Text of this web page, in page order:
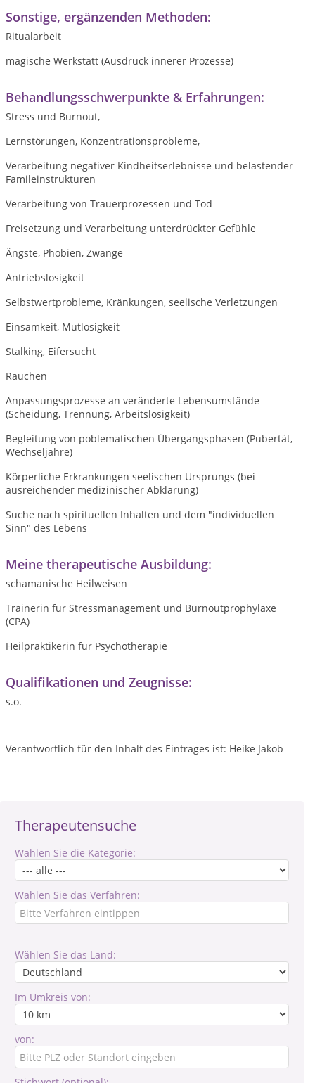
Therapeutensuche
Wählen Sie die Kategorie:
Wählen Sie das Verfahren:
Wählen Sie das Land:
Im Umkreis von:
von:
Sonstige, ergänzenden Methoden:
Ritualarbeit
magische Werkstatt (Ausdruck innerer Prozesse)
Behandlungsschwerpunkte & Erfahrungen:
Stress und Burnout,
Lernstörungen, Konzentrationsprobleme,
Verarbeitung negativer Kindheitserlebnisse und belastender
Famileinstrukturen
Verarbeitung von Trauerprozessen und Tod
Freisetzung und Verarbeitung unterdrückter Gefühle
Ängste, Phobien, Zwänge
Antriebslosigkeit
Selbstwertprobleme, Kränkungen, seelische Verletzungen
Einsamkeit, Mutlosigkeit
Stalking, Eifersucht
Rauchen
Anpassungsprozesse an veränderte Lebensumstände
(Scheidung, Trennung, Arbeitslosigkeit)
Begleitung von poblematischen Übergangsphasen (Pubertät,
Wechseljahre)
Körperliche Erkrankungen seelischen Ursprungs (bei
ausreichender medizinischer Abklärung)
Suche nach spirituellen Inhalten und dem "individuellen
Sinn" des Lebens
Meine therapeutische Ausbildung:
schamanische Heilweisen
Trainerin für Stressmanagement und Burnoutprophylaxe
(CPA)
Heilpraktikerin für Psychotherapie
Qualifikationen und Zeugnisse:
s.o.
Verantwortlich für den Inhalt des Eintrages ist: Heike Jakob